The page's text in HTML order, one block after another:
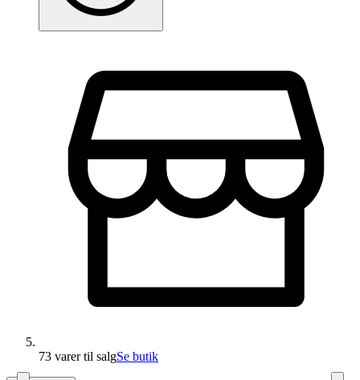
73 varertil salgSe butik